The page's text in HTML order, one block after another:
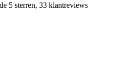
5 sterren, 33 klantreviews